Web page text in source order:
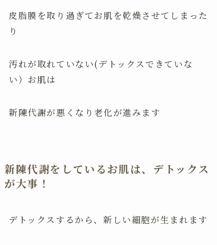
皮脂膜を取り過ぎてお肌を乾燥させてしまった
り
汚れが取れていない(デトックスできていな
い）お肌は
新陳代謝が悪くなり老化が進みます
新陳代謝をしているお肌は、デトックス
が大事！
デトックスするから、新しい細胞が生まれます